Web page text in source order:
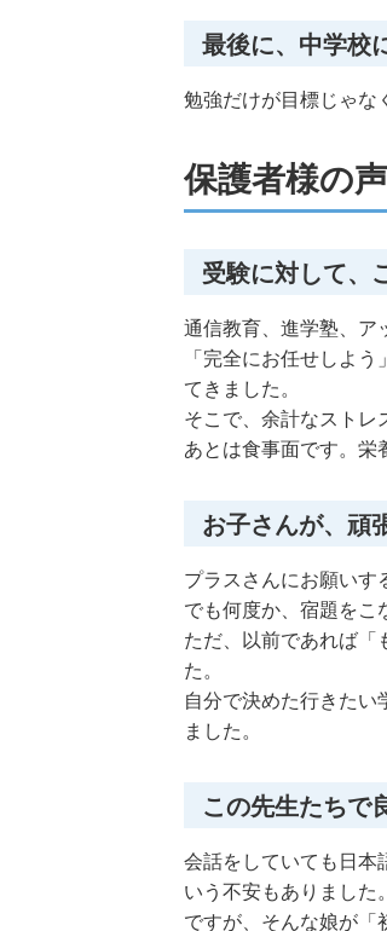
最後に、中学校
勉強だけが目標じゃな
保護者様の声
受験に対して、
通信教育、進学塾、ア
「完全にお任せしよ
てきました。
そこで、余計なストレ
あとは食事面です。栄
お子さんが、頑
プラスさんにお願いす
でも何度か、宿題をこ
ただ、以前であれば「
た。
自分で決めた行きたい
ました。
この先生たちで
会話をしていても日本
いう不安もありました。
ですが、そんな娘が「